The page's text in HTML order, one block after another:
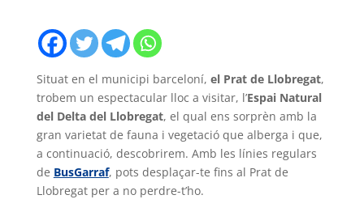
Situat en el municipi barceloní, el Prat de Llobregat,
trobem un espectacular lloc a visitar, l’Espai Natural
del Delta del Llobregat, el qual ens sorprèn amb la
gran varietat de fauna i vegetació que alberga i que,
a continuació, descobrirem. Amb les línies regulars
de BusGarraf, pots desplaçar-te fins al Prat de
Llobregat per a no perdre-t’ho.